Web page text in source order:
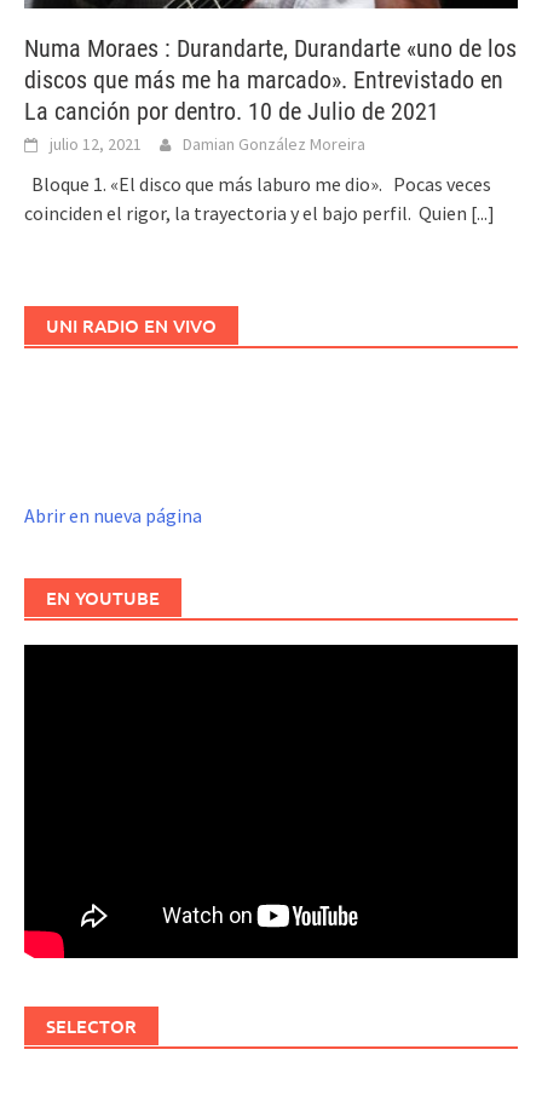
Numa Moraes : Durandarte, Durandarte «uno de los
discos que más me ha marcado». Entrevistado en
La canción por dentro. 10 de Julio de 2021
julio 12, 2021 Damian González Moreira
Bloque 1. «El disco que más laburo me dio». Pocas veces
coinciden el rigor, la trayectoria y el bajo perfil. Quien [...]
UNI RADIO EN VIVO
Abrir en nueva página
EN YOUTUBE
SELECTOR